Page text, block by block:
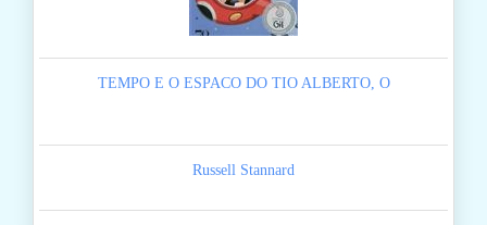
TEMPO E O ESPACO DO TIO ALBERTO, O
Russell Stannard